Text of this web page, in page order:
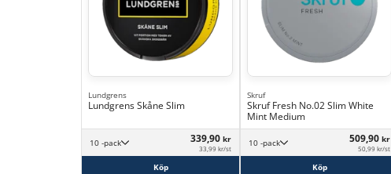
Lundgrens
Lundgrens Skåne Slim
10 -pack 339,90 kr
33,99 kr/st
Köp
Skruf
Skruf Fresh No.02 Slim White
Mint Medium
10 -pack 509,90 kr
50,99 kr/st
Köp